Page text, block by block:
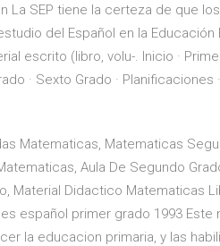
SEP tiene la certeza de que
del Español en la
escrito (libro, volu-. Inicio ·
· Sexto Grado · Planificaciones
Matematicas, Matematicas
Aula De Segundo
Material Didactico Matematicas
español primer grado 1993 Este
la educacion primaria, y las